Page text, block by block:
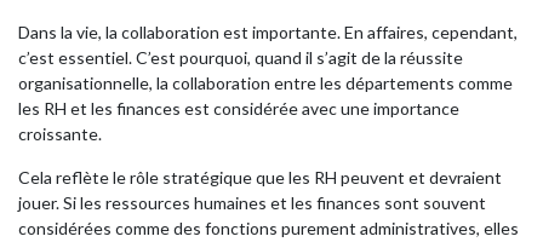
Dans la vie, la collaboration est importante. En affaires, cependant,
c’est essentiel. C’est pourquoi, quand il s’agit de la réussite
organisationnelle, la collaboration entre les départements comme
les RH et les finances est considérée avec une importance
croissante.
Cela reflète le rôle stratégique que les RH peuvent et devraient
jouer. Si les ressources humaines et les finances sont souvent
considérées comme des fonctions purement administratives, elles